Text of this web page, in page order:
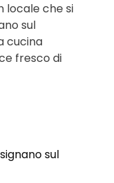
locale che si
sul
cucina
fresco di
sul